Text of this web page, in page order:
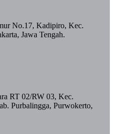
No.17, Kadipiro, Kec.
Jawa Tengah.
RT 02/RW 03, Kec.
Purbalingga, Purwokerto,